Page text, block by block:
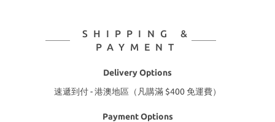
SHIPPING &
PAYMENT
Delivery Options
速遞到付 - 港澳地區（凡購滿 $400 免運費）
Payment Options